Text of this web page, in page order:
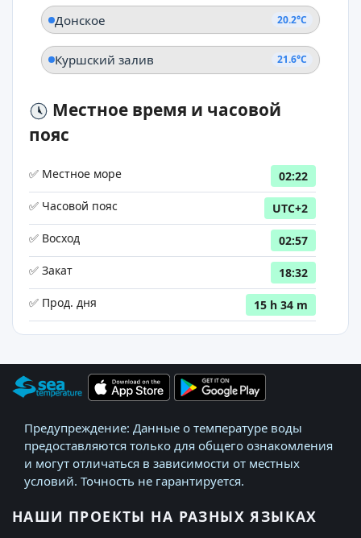
Донское 20.2°C
Куршский залив 21.6°C
Местное время и часовой
пояс
✅ Местное море
02:22
✅ Часовой пояс
UTC+2
✅ Восход
02:57
✅ Закат
18:32
✅ Прод. дня
15 h 34 m
Предупреждение: Данные о температуре воды
предоставляются только для общего ознакомления
и могут отличаться в зависимости от местных
условий. Точность не гарантируется.
НАШИ ПРОЕКТЫ НА РАЗНЫХ ЯЗЫКАХ